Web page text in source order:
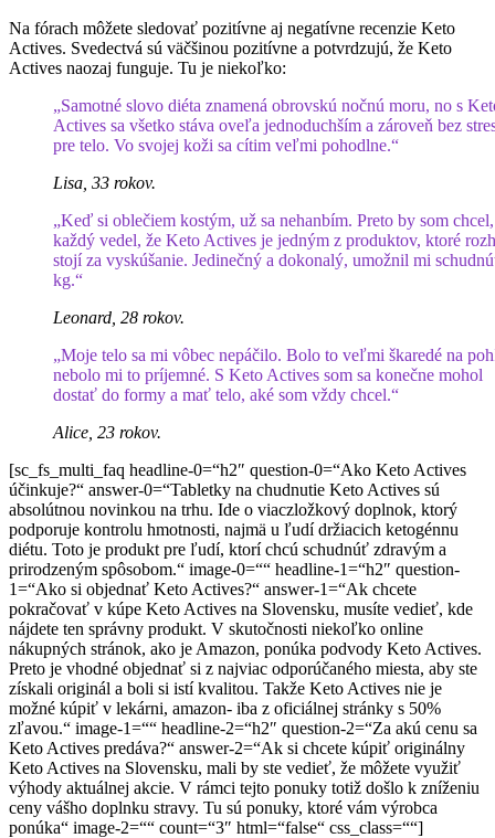
Na fórach môžete sledovať pozitívne aj negatívne recenzie Keto
Actives. Svedectvá sú väčšinou pozitívne a potvrdzujú, že Keto
Actives naozaj funguje. Tu je niekoľko:
„Samotné slovo diéta znamená obrovskú nočnú moru, no s
Actives sa všetko stáva oveľa jednoduchším a zároveň bez
pre telo. Vo svojej koži sa cítim veľmi pohodlne.“
Lisa, 33 rokov.
„Keď si oblečiem kostým, už sa nehanbím. Preto by som
každý vedel, že Keto Actives je jedným z produktov, ktoré
stojí za vyskúšanie. Jedinečný a dokonalý, umožnil mi
kg.“
Leonard, 28 rokov.
„Moje telo sa mi vôbec nepáčilo. Bolo to veľmi škaredé na
nebolo mi to príjemné. S Keto Actives som sa konečne mohol
dostať do formy a mať telo, aké som vždy chcel.“
Alice, 23 rokov.
[sc_fs_multi_faq headline-0=“h2″ question-0=“Ako Keto Actives
účinkuje?“ answer-0=“Tabletky na chudnutie Keto Actives sú
absolútnou novinkou na trhu. Ide o viaczložkový doplnok, ktorý
podporuje kontrolu hmotnosti, najmä u ľudí držiacich ketogénnu
diétu. Toto je produkt pre ľudí, ktorí chcú schudnúť zdravým a
prirodzeným spôsobom.“ image-0=““ headline-1=“h2″ question-
1=“Ako si objednať Keto Actives?“ answer-1=“Ak chcete
pokračovať v kúpe Keto Actives na Slovensku, musíte vedieť, kde
nájdete ten správny produkt. V skutočnosti niekoľko online
nákupných stránok, ako je Amazon, ponúka podvody Keto Actives.
Preto je vhodné objednať si z najviac odporúčaného miesta, aby ste
získali originál a boli si istí kvalitou. Takže Keto Actives nie je
možné kúpiť v lekárni, amazon- iba z oficiálnej stránky s 50%
zľavou.“ image-1=““ headline-2=“h2″ question-2=“Za akú cenu sa
Keto Actives predáva?“ answer-2=“Ak si chcete kúpiť originálny
Keto Actives na Slovensku, mali by ste vedieť, že môžete využiť
výhody aktuálnej akcie. V rámci tejto ponuky totiž došlo k zníženiu
ceny vášho doplnku stravy. Tu sú ponuky, ktoré vám výrobca
ponúka“ image-2=““ count=“3″ html=“false“ css_class=““]